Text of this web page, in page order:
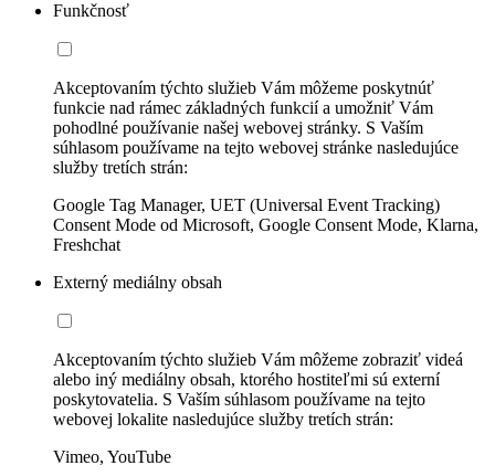
Funkčnosť
Akceptovaním týchto služieb Vám môžeme poskytnúť
funkcie nad rámec základných funkcií a umožniť Vám
pohodlné používanie našej webovej stránky. S Vaším
súhlasom používame na tejto webovej stránke nasledujúce
služby tretích strán:
Google Tag Manager, UET (Universal Event Tracking)
Consent Mode od Microsoft, Google Consent Mode, Klarna,
Freshchat
Externý mediálny obsah
Akceptovaním týchto služieb Vám môžeme zobraziť videá
alebo iný mediálny obsah, ktorého hostiteľmi sú externí
poskytovatelia. S Vaším súhlasom používame na tejto
webovej lokalite nasledujúce služby tretích strán:
Vimeo, YouTube